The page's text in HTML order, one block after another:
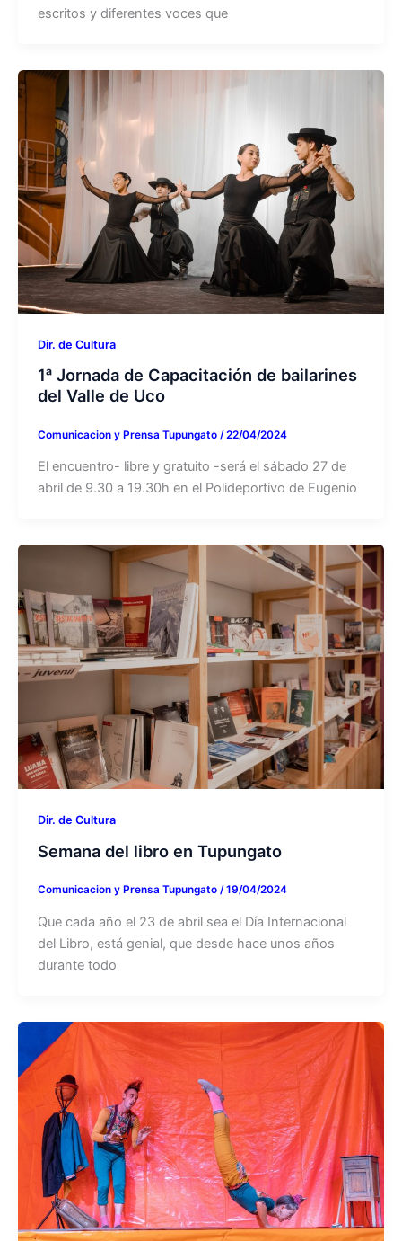
escritos y diferentes voces que
Dir. de Cultura
1ᵃ Jornada de Capacitación de bailarines
del Valle de Uco
Comunicacion y Prensa Tupungato /22/04/2024
El encuentro- libre y gratuito -será el sábado 27 de
abril de 9.30 a 19.30h en el Polideportivo de Eugenio
Dir. de Cultura
Semana del libro en Tupungato
Comunicacion y Prensa Tupungato /19/04/2024
Que cada año el 23 de abril sea el Día Internacional
del Libro, está genial, que desde hace unos años
durante todo